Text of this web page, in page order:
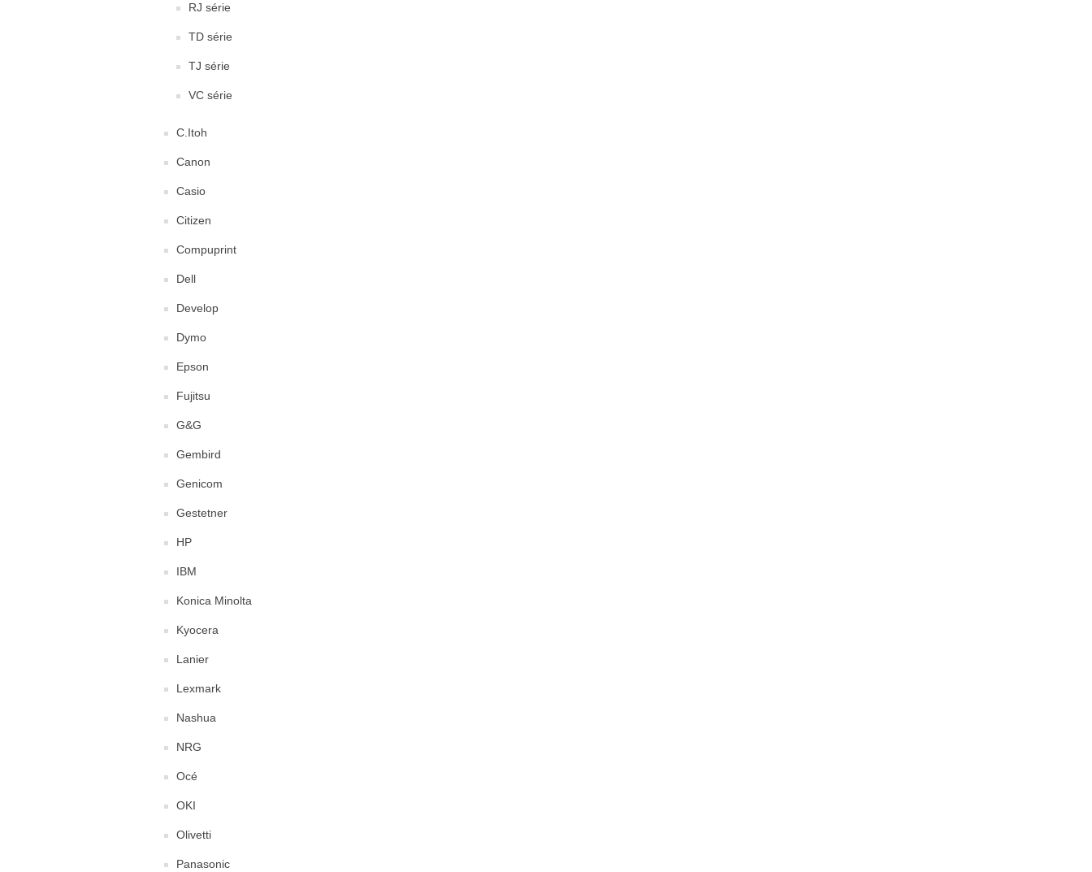
RJ série
TD série
TJ série
VC série
C.Itoh
Canon
Casio
Citizen
Compuprint
Dell
Develop
Dymo
Epson
Fujitsu
G&G
Gembird
Genicom
Gestetner
HP
IBM
Konica Minolta
Kyocera
Lanier
Lexmark
Nashua
NRG
Océ
OKI
Olivetti
Panasonic